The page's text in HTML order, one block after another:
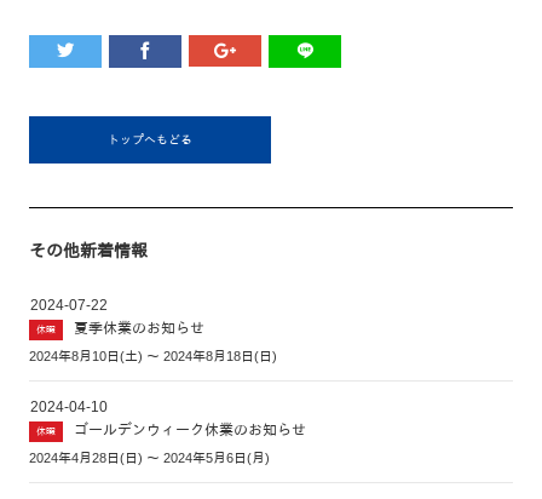
トップへもどる
その他新着情報
2024-07-22
休暇 夏季休業のお知らせ
2024年8月10日(土) ～ 2024年8月18日(日)
2024-04-10
休暇 ゴールデンウィーク休業のお知らせ
2024年4月28日(日) ～ 2024年5月6日(月)